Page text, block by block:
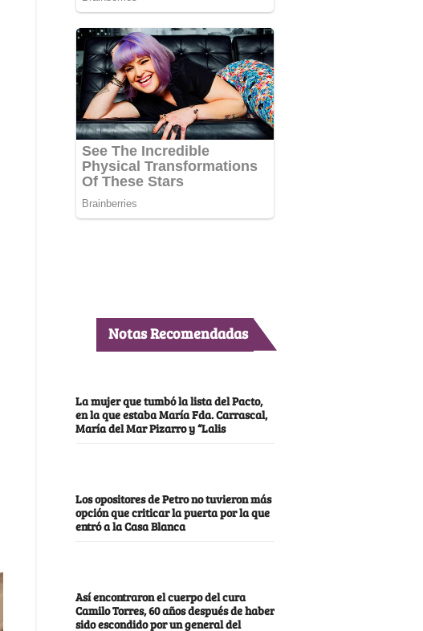
Notas Recomendadas
La mujer que tumbó la lista del Pacto,
en la que estaba María Fda. Carrascal,
María del Mar Pizarro y “Lalis
Los opositores de Petro no tuvieron más
opción que criticar la puerta por la que
entró a la Casa Blanca
Así encontraron el cuerpo del cura
Camilo Torres, 60 años después de haber
sido escondido por un general del